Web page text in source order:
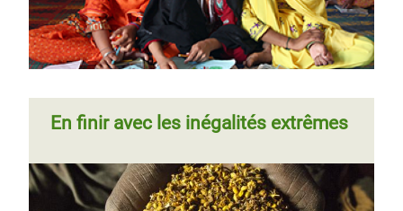
En finir avec les inégalités extrêmes